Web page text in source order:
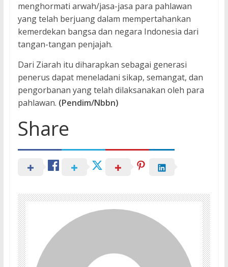
menghormati arwah/jasa-jasa para pahlawan
yang telah berjuang dalam mempertahankan
kemerdekan bangsa dan negara Indonesia dari
tangan-tangan penjajah.
Dari Ziarah itu diharapkan sebagai generasi
penerus dapat meneladani sikap, semangat, dan
pengorbanan yang telah dilaksanakan oleh para
pahlawan. (Pendim/Nbbn)
Share